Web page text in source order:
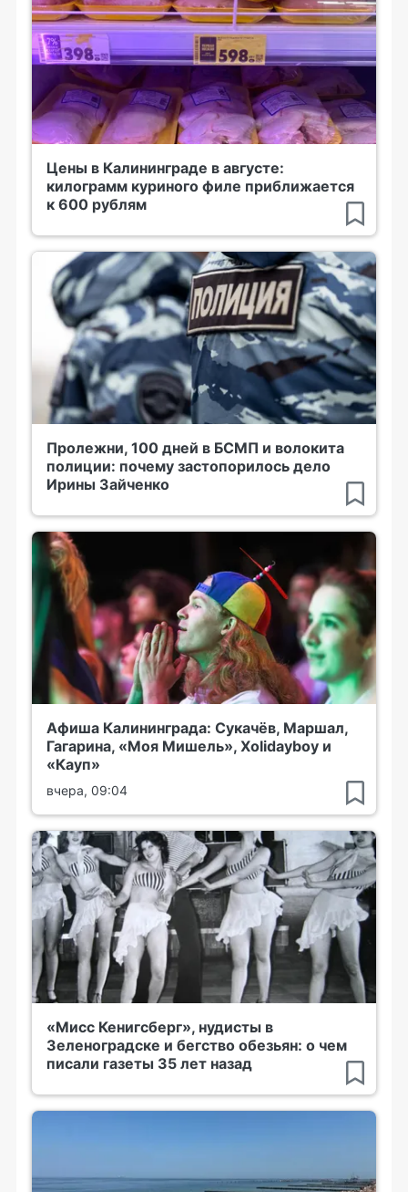
Цены в Калининграде в августе:
килограмм куриного филе приближается
к 600 рублям
Пролежни, 100 дней в БСМП и волокита
полиции: почему застопорилось дело
Ирины Зайченко
Афиша Калининграда: Сукачёв, Маршал,
Гагарина, «Моя Мишель», Xolidayboy и
«Кауп»
вчера, 09:04
«Мисс Кенигсберг», нудисты в
Зеленоградске и бегство обезьян: о чем
писали газеты 35 лет назад